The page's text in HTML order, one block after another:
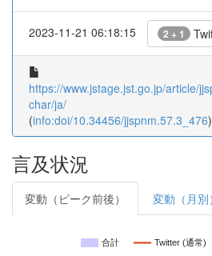
2023-11-21 06:18:15 2 + 1
https://www.jstage.jst.go.jp/article/
char/ja/
(info:doi/10.34456/jjspnm.57.3_476)
言及状況
変動（ピーク前後） 変動（月別）
合計 Twitter (通常)